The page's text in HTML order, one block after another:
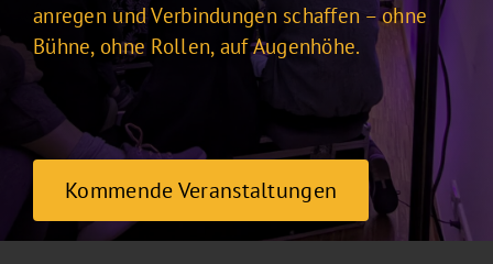
anregen und Verbindungen schaffen – ohne
Bühne, ohne Rollen, auf Augenhöhe.
Kommende Veranstaltungen